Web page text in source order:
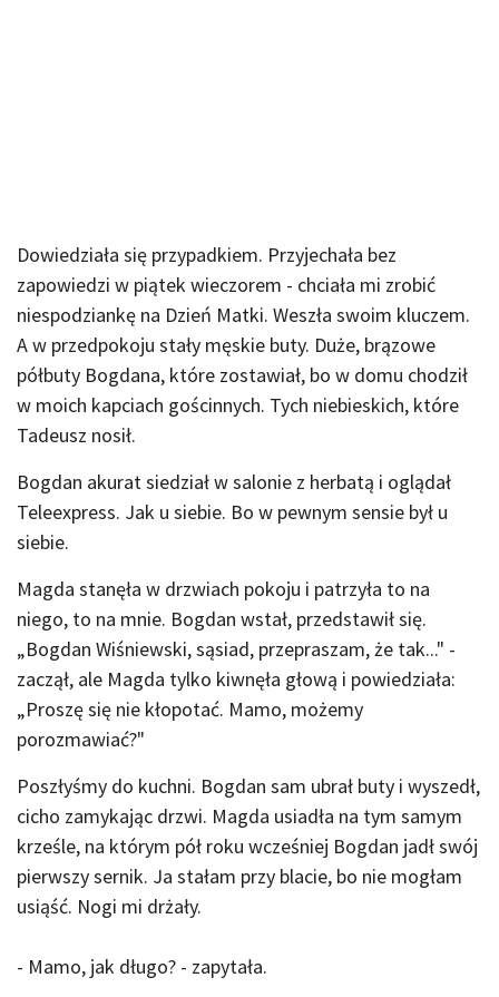
Dowiedziała się przypadkiem. Przyjechała bez
zapowiedzi w piątek wieczorem - chciała mi zrobić
niespodziankę na Dzień Matki. Weszła swoim kluczem.
A w przedpokoju stały męskie buty. Duże, brązowe
półbuty Bogdana, które zostawiał, bo w domu chodził
w moich kapciach gościnnych. Tych niebieskich, które
Tadeusz nosił.
Bogdan akurat siedział w salonie z herbatą i oglądał
Teleexpress. Jak u siebie. Bo w pewnym sensie był u
siebie.
Magda stanęła w drzwiach pokoju i patrzyła to na
niego, to na mnie. Bogdan wstał, przedstawił się.
„Bogdan Wiśniewski, sąsiad, przepraszam, że tak..." -
zaczął, ale Magda tylko kiwnęła głową i powiedziała:
„Proszę się nie kłopotać. Mamo, możemy
porozmawiać?"
Poszłyśmy do kuchni. Bogdan sam ubrał buty i wyszedł,
cicho zamykając drzwi. Magda usiadła na tym samym
krześle, na którym pół roku wcześniej Bogdan jadł swój
pierwszy sernik. Ja stałam przy blacie, bo nie mogłam
usiąść. Nogi mi drżały.
- Mamo, jak długo? - zapytała.